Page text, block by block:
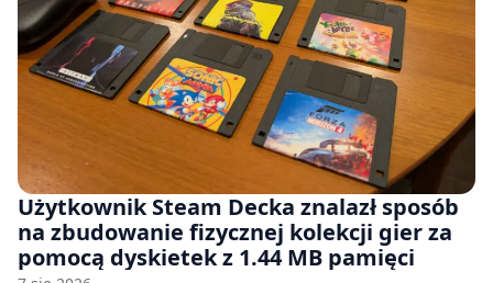
Użytkownik Steam Decka znalazł sposób
na zbudowanie fizycznej kolekcji gier za
pomocą dyskietek z 1.44 MB pamięci